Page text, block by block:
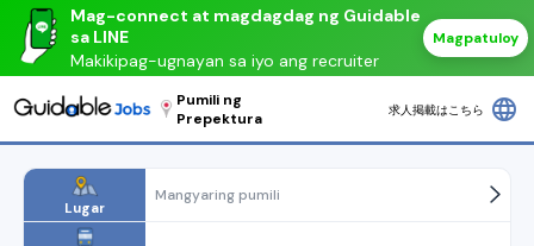
Mag-connect at magdagdag ng Guidable
sa LINE
Makikipag-ugnayan sa iyo ang recruiter
Magpatuloy
Pumili ng
Prepektura
求人掲載はこちら language
Lugar
Mangyaring pumili